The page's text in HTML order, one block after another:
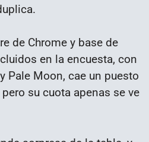
de Chrome y base de
en la encuesta, con
Pale Moon, cae un puesto
su cuota apenas se ve